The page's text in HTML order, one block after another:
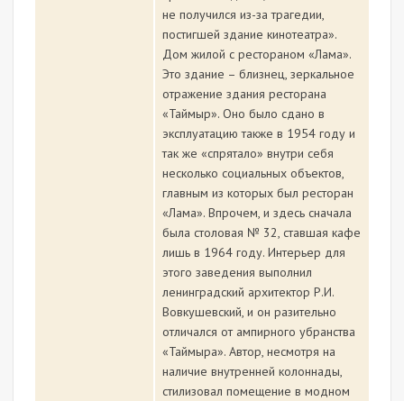
не получился из-за трагедии,
постигшей здание кинотеатра».
Дом жилой с рестораном «Лама».
Это здание – близнец, зеркальное
отражение здания ресторана
«Таймыр». Оно было сдано в
эксплуатацию также в 1954 году и
так же «спрятало» внутри себя
несколько социальных объектов,
главным из которых был ресторан
«Лама». Впрочем, и здесь сначала
была столовая № 32, ставшая кафе
лишь в 1964 году. Интерьер для
этого заведения выполнил
ленинградский архитектор Р.И.
Вовкушевский, и он разительно
отличался от ампирного убранства
«Таймыра». Автор, несмотря на
наличие внутренней колоннады,
стилизовал помещение в модном